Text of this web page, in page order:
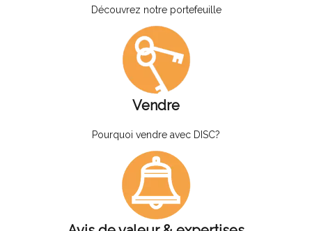
Découvrez notre portefeuille
Vendre
Pourquoi vendre avec DISC?